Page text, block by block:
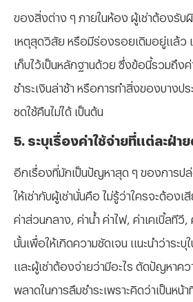
ของสิ่งต่าง ๆ ภายในห้อง ผู้เช่าต้องรับ
เหตุสุดวิสัย หรือมีร่องรอยเดิมอยู่แล้ว แ
เก็บไว้เป็นหลักฐานด้วย ซึ่งข้อนี้รวมถึงค่
ชำระเงินล่าช้า หรือการทำสิ่งของบางปร
ชดใช้คืนไม่ได้ เป็นต้น
5. ระบุเรื่องค่าใช้จ่ายที่แต่ละฝ่า
อีกเรื่องที่มักเป็นปัญหาสุด ๆ ของการปล่
ให้เช่ากับผู้เช่านั่นคือ ไม่รู้ว่าใครจะต้องเ
ค่าส่วนกลาง, ค่าน้ำ ค่าไฟ, ค่าเคเบิ้ลทีวี,
นั้นเพื่อให้เกิดความชัดเจน แนะนำว่าระ
และผู้เช่าต้องจ่ายว่ามีอะไร ตัดปัญหาค
พลาดในการลืมชำระเพราะคิดว่าเป็นหน้